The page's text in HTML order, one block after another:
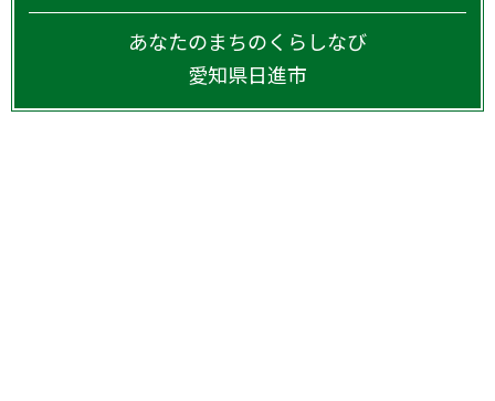
あなたのまちのくらしなび
愛知県日進市